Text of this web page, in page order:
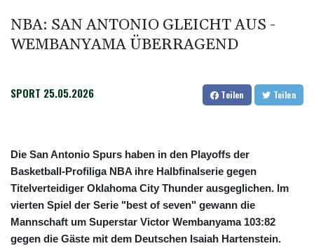
Waldbrände in Kanada
Niedersachsen: Splittergranate aus Zweitem Weltkrieg in
NBA: SAN ANTONIO GLEICHT AUS -
WEMBANYAMA ÜBERRAGEND
SPORT 25.05.2026 Teilen Teilen
Die San Antonio Spurs haben in den Playoffs der
Basketball-Profiliga NBA ihre Halbfinalserie gegen
Titelverteidiger Oklahoma City Thunder ausgeglichen. Im
vierten Spiel der Serie "best of seven" gewann die
Mannschaft um Superstar Victor Wembanyama 103:82
gegen die Gäste mit dem Deutschen Isaiah Hartenstein.